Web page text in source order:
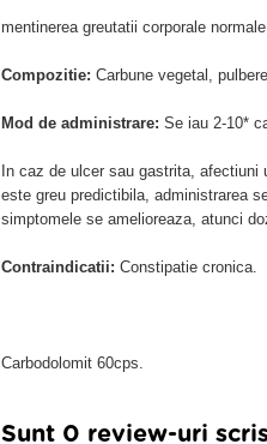
mentinerea greutatii corporale normale
Compozitie: Carbune vegetal,
Mod de administrare: Se iau 2-10*
In caz de ulcer sau gastrita,
este greu predictibila, administrarea
simptomele se amelioreaza, atunci
Contraindicatii: Constipatie cronica.
Carbodolomit 60cps.
Sunt 0 review-uri